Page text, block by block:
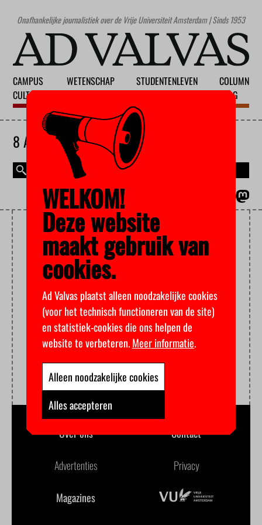
Onafhankelijke journalistiek over de Vrije Universiteit Amsterdam | Sinds 1953
CAMPUS
CULTUUR
WETENSCHAP
STUDENTENLEVEN
COLUMN
BLOG
8 AUGUSTUS 2026
GEREFORMEERDEN
Over ons Contact
Advertenties Privacy
Magazines
WELKOM!
Deze website
maakt gebruik van
cookies.
Ad Valvas plaatst alleen noodzakelijke cookies
(voor het technisch functioneren van de site)
en statistiek-cookies die ons helpen de
website te verbeteren.Meer informatie.
Alleen noodzakelijke cookies
Alles accepteren